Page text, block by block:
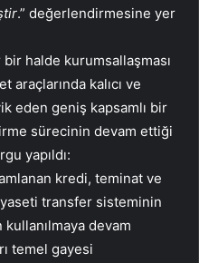
.” değerlendirmesine yer
halde kurumsallaşması
araçlarında kalıcı ve
eden geniş kapsamlı bir
sürecinin devam ettiği
yapıldı:
kredi, teminat ve
transfer sisteminin
devam
temel gayesi